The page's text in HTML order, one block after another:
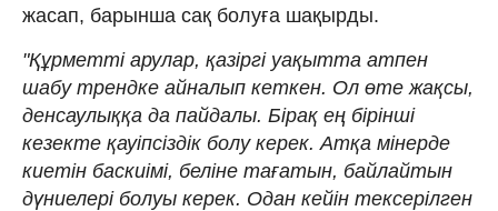
жасап, барынша сақ болуға шақырды.
"Құрметті арулар, қазіргі уақытта атпен
шабу трендке айналып кеткен. Ол өте жақсы,
денсаулыққа да пайдалы. Бірақ ең бірінші
кезекте қауіпсіздік болу керек. Атқа мінерде
киетін баскиімі, беліне тағатын, байлайтын
дүниелері болуы керек. Одан кейін тексерілген